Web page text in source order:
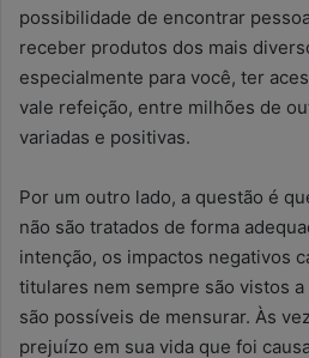
possibilidade de encontrar
receber produtos dos mais
especialmente para você, ter
vale refeição, entre milhões de
variadas e positivas.
Por um outro lado, a questão é
não são tratados de forma
intenção, os impactos negativos
titulares nem sempre são vistos
são possíveis de mensurar. Às
prejuízo em sua vida que foi